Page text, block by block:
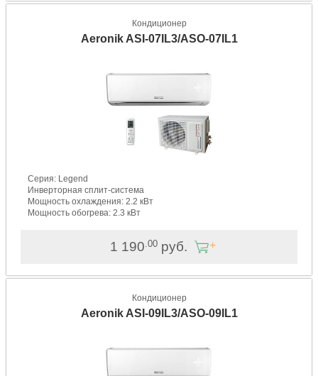
Кондиционер
Aeronik ASI-07IL3/ASO-07IL1
Серия: Legend
Инверторная сплит-система
Мощность охлаждения: 2.2 кВт
Мощность обогрева: 2.3 кВт
1 190 .00руб.
Кондиционер
Aeronik ASI-09IL3/ASO-09IL1